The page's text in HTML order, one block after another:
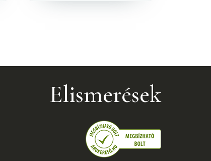
Elismerések